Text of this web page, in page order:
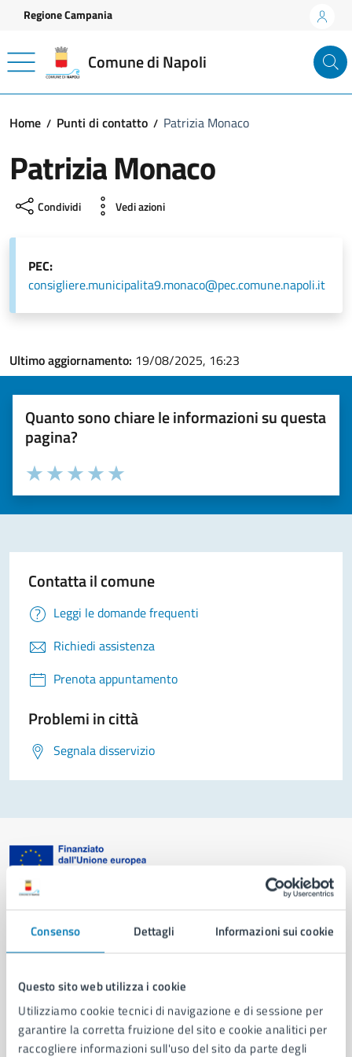
Consenso Dettagli Informazioni sui cookie
Questo sito web utilizza i cookie
Utilizziamo cookie tecnici di navigazione e di sessione per
garantire la corretta fruizione del sito e cookie analitici per
raccogliere informazioni sull'uso del sito da parte degli
Vai ai contenuti
Vai al footer
Regione Campania
Comune di Napoli
Home Punti di contatto Patrizia Monaco
Patrizia Monaco
Condividi Vedi azioni
PEC:
consigliere.municipalita9.monaco@pec.comune.napoli.it
Ultimo aggiornamento: 19/08/2025, 16:23
Quanto sono chiare le informazioni su questa
pagina?
Valuta la chiarezza delle informazioni (da 1 a 5 stelle)
Seleziona il numero di stelle per valutare la chiarezza delle
Valuta 5 stelle su 5
Valuta 4 stelle su 5
Valuta 3 stelle su 5
Valuta 2 stelle su 5
Valuta 1 stelle su 5
Contatta il comune
Leggi le domande frequenti
Richiedi assistenza
Prenota appuntamento
Problemi in città
Segnala disservizio
AMMINISTRAZIONE
Organi di governo
Municipalità
Uffici
Enti e fondazioni